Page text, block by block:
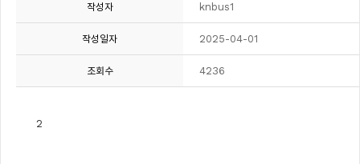
작성자 knbus1
작성일자 2025-04-01
조회수 4236
2